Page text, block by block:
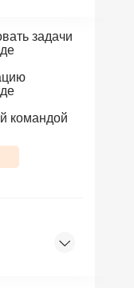
командой
задачи